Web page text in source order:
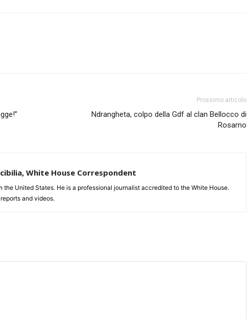
Prossimo articolo
Ndrangheta, colpo della Gdf al clan Bellocco di
Rosarno
White House Correspondent
the United States. He is a professional journalist accredited to the White House.
and videos.